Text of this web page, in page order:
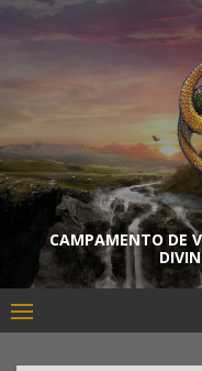
Skip
content
CAMPAMENTO DE